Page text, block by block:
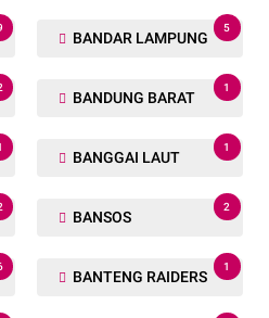
BANDAR LAMPUNG
5
BANDUNG BARAT
1
BANGGAI LAUT
1
BANSOS
2
BANTENG RAIDERS
1